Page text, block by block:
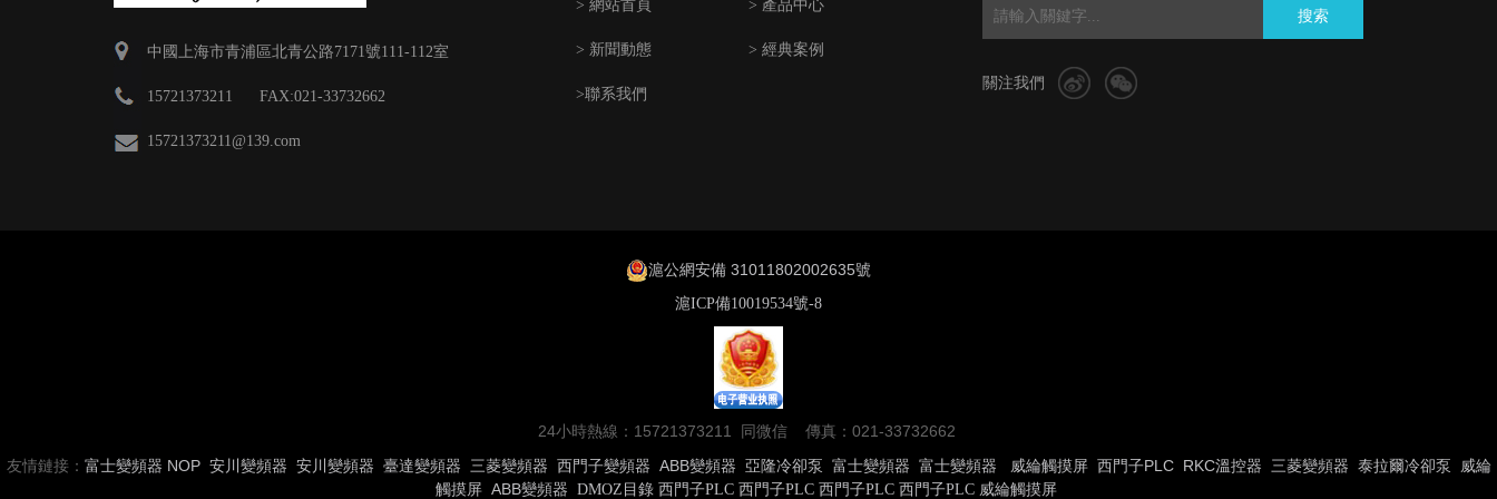
中國上海市青浦區北青公路7171號111-112室
15721373211 FAX:021-33732662
15721373211@139.com
> 網站首頁 > 產品中心
> 新聞動態 > 經典案例
>聯系我們
搜索
關注我們
滬公網安備 31011802002635號
滬ICP備10019534號-8
24小時熱線：15721373211 同微信 傳真：021-33732662
友情鏈接： 富士變頻器 NOP 安川變頻器 安川變頻器 臺達變頻器 三菱變頻器 西門子變頻器 ABB變頻器 亞隆冷卻泵 富士變頻器 富士變頻器 威綸觸摸屏 西門子PLC RKC溫控器 三菱變頻器 泰拉爾冷卻泵
威綸
觸摸屏 ABB變頻器 DMOZ目錄 西門子PLC 西門子PLC 西門子PLC 西門子PLC 威綸觸摸屏